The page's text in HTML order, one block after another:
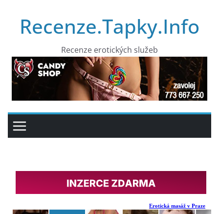
obsahRecenze.Tapky.Info
Recenze erotických služeb